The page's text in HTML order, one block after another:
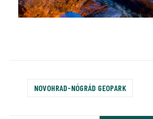
NOVOHRAD-NÓGRÁD GEOPARK